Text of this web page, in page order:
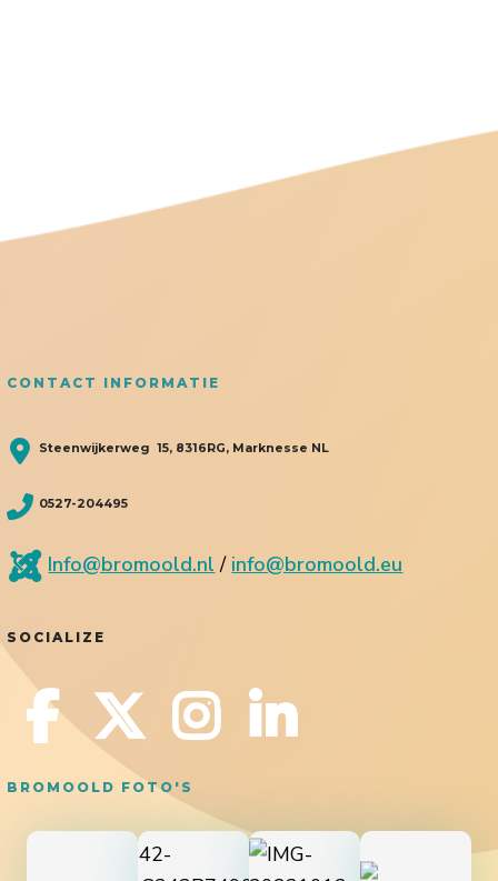
CONTACT INFORMATIE
Steenwijkerweg 15, 8316RG, Marknesse NL
0527-204495
Info@bromoold.nl / info@bromoold.eu
SOCIALIZE
BROMOOLD FOTO'S